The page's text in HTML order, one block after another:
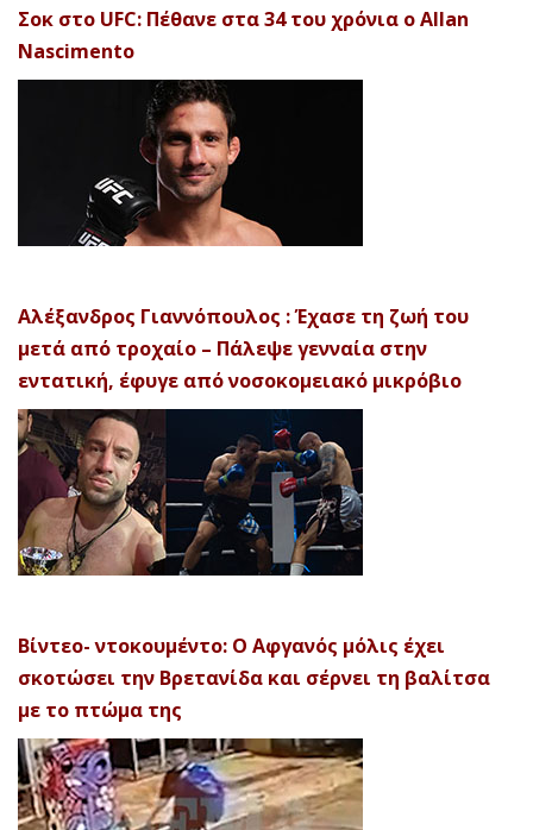
Σοκ στο UFC: Πέθανε στα 34 του χρόνια ο Allan
Nascimento
Αλέξανδρος Γιαννόπουλος : Έχασε τη ζωή του
μετά από τροχαίο – Πάλεψε γενναία στην
εντατική, έφυγε από νοσοκομειακό μικρόβιο
Βίντεο- ντοκουμέντο: Ο Αφγανός μόλις έχει
σκοτώσει την Βρετανίδα και σέρνει τη βαλίτσα
με το πτώμα της